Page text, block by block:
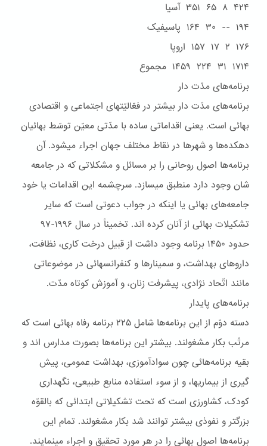
۴۲۴ ۸ ۶۵ ۳۵۱ آسيا
۱۹۴ -- ۳۰ ۱۶۴ پاسيفيک
۱۷۶ ۲ ۱۷ ۱۵۷ اروپا
۱۷۱۴ ۳۱ ۲۲۴ ۱۴۵۹ مجموع
برنامه‌هاى مدّت دار
برنامه‌های مدّت دار بيشتر در فعّاليّتهای اجتماعی و اقتصادی
بهائی است. يعنی اقداماتی ساده با مدّتی معيّن توسّط بهائيان
دهکده‌ها و شهرها در نقاط مختلف جهان اجراء ميشود. آن
برنامه‌ها اصول روحانی را بر مسائل و مشکلاتی که در جامعه
شان وجود دارد منطبق ميسازد. سرچشمه اين اقدامات يا خود
جامعه‌های بهائی يا اينکه در جواب دعوتی است که ساير
تشکيلات بهائی از آنان کرده اند. تخميناً در سال ۱۹۹۶-۹۷
حدود ۱۴۵۰ برنامه وجود داشت از قبيل درخت کاری، نظافت،
داروهای بهداشت، و سمينارها و کنفرانسهائی در موضوعاتی
مانند اتّحاد نژادی، پيشرفت زنان، و آموزش کوتاه مدّت.
برنامه‌هاى پايدار
دسته دوّم از اين برنامه‌ها شامل ۲۲۵ برنامه رفاه بهائی است که
مرتّب بکار مشغولند. بيشتر اين برنامه‌ها بصورت مدارس اند و
بقيه برنامه‌هائی چون سوادآموزی، بهداشت عمومی، پيش
گيری از بيماريها، و از سوء استفاده منابع طبيعی، نگهداری
کودک، کشاورزی است که تحت تشکيلاتی ابتدائی که بالقوّه
بزرگتر و نفوذی بيشتر توانند شد بکار مشغولند. تمام اين
برنامه‌ها اصول بهائی را در هر مورد تحقيق و اجراء مينمايند.